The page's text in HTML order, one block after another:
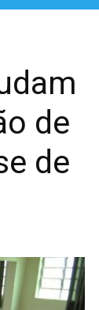
de
de